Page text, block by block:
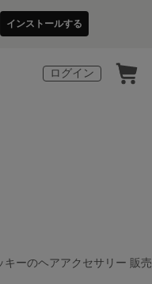
インストールする
ログイン
ーのヘアアクセサリー 販売